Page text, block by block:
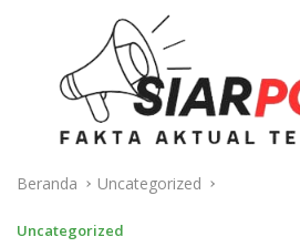
Beranda Uncategorized
Uncategorized